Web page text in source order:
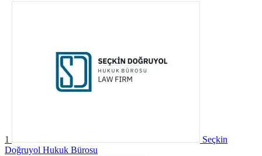
1
Seçkin
Doğruyol Hukuk Bürosu